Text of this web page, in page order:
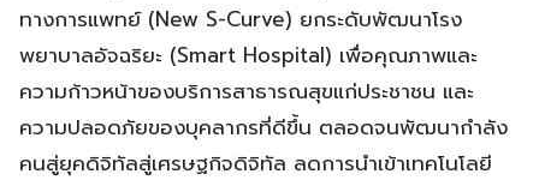
ทางการแพทย์ (New S-Curve) ยกระดับพัฒนาโรง
พยาบาลอัจฉริยะ (Smart Hospital) เพื่อคุณภาพและ
ความก้าวหน้าของบริการสาธารณสุขแก่ประชาชน และ
ความปลอดภัยของบุคลากรที่ดีขึ้น ตลอดจนพัฒนากำลัง
คนสู่ยุคดิจิทัลสู่เศรษฐกิจดิจิทัล ลดการนำเข้าเทคโนโลยี